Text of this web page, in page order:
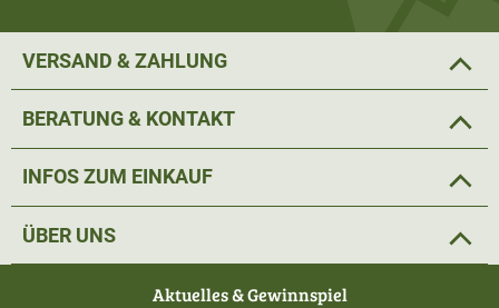
Kunstfasern. Die Innenseite besitzt eine weiche und
luftige Frottestruktur. Die Außenseite ist glatt gewebt.
viel Luft eng am Körper eingeschlossen wird. So wird eine
hervorragend gegen Kälte isoliert.
Um Druckstellen zu vermeiden hat die Woolpower
VERSAND & ZAHLUNG
BERATUNG & KONTAKT
INFOS ZUM EINKAUF
ÜBER UNS
Aktuelles & Gewinnspiel